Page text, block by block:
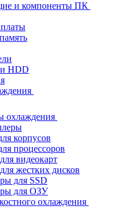
и компоненты ПК
HDD
охлаждения
корпусов
процессоров
видеокарт
жестких дисков
для SSD
для ОЗУ
охлаждения